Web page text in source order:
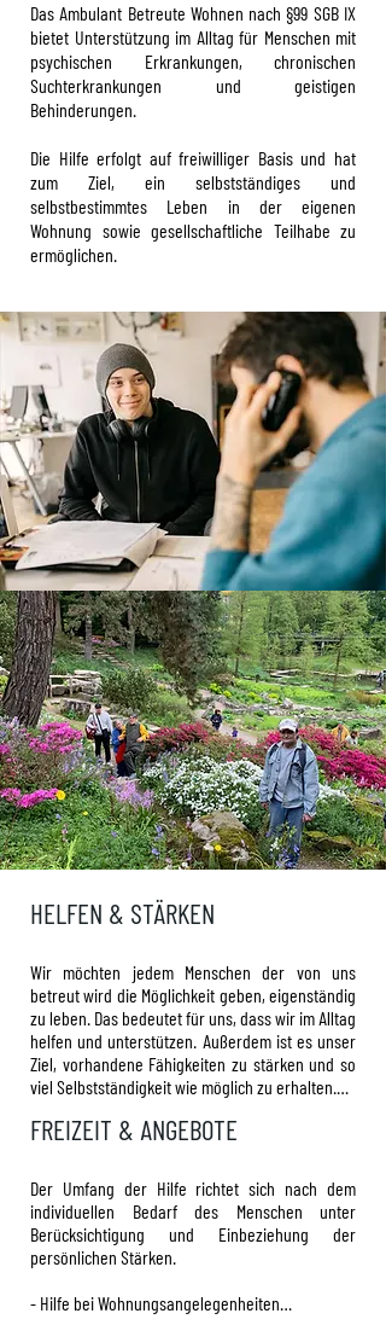
und gibt Tagesstruktur.
Das Ambulant Betreute Wohnen nach §99 SGB IX
bietet Unterstützung im Alltag für Menschen mit
psychischen Erkrankungen, chronischen
Suchterkrankungen und geistigen
Behinderungen.
Die Hilfe erfolgt auf freiwilliger Basis und hat
zum Ziel, ein selbstständiges und
selbstbestimmtes Leben in der eigenen
Wohnung sowie gesellschaftliche Teilhabe zu
ermöglichen.
HELFEN & STÄRKEN
Wir möchten jedem Menschen der von uns
betreut wird die Möglichkeit geben, eigenständig
zu leben. Das bedeutet für uns, dass wir im Alltag
helfen und unterstützen. Außerdem ist es unser
Ziel, vorhandene Fähigkeiten zu stärken und so
viel Selbstständigkeit wie möglich zu erhalten.
Wir legen großen Wert darauf, jedem Menschen
Wir stärken die Eigenverantwortung und
Selbstwirksamkeit der Klientinnen und Klienten
(Hilfe zur Selbsthilfe) unter Berücksichtigung
ihrer aktuellen Situation, Hintergründe,
persönlichen Ressourcen und Wünsche. Dabei
arbeiten wir gemeinsam mit den Klientinnen und
FREIZEIT & ANGEBOTE
Der Umfang der Hilfe richtet sich nach dem
individuellen Bedarf des Menschen unter
Berücksichtigung und Einbeziehung der
persönlichen Stärken.
- Hilfe bei Wohnungsangelegenheiten